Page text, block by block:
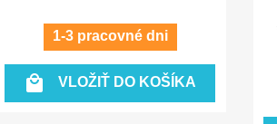
1-3 pracovné dni
 VLOŽIŤ DO KOŠÍKA